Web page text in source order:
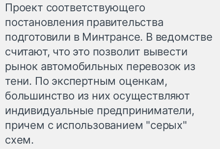
Проект соответствующего
постановления правительства
подготовили в Минтрансе. В ведомстве
считают, что это позволит вывести
рынок автомобильных перевозок из
тени. По экспертным оценкам,
большинство из них осуществляют
индивидуальные предприниматели,
причем с использованием "серых"
схем.